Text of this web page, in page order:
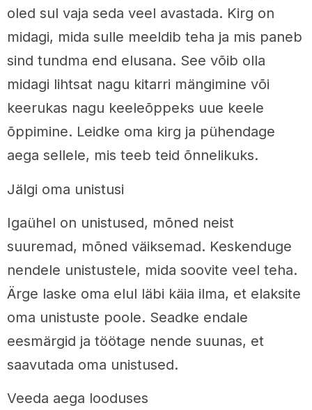
oled sul vaja seda veel avastada. Kirg on
midagi, mida sulle meeldib teha ja mis paneb
sind tundma end elusana. See võib olla
midagi lihtsat nagu kitarri mängimine või
keerukas nagu keeleõppeks uue keele
õppimine. Leidke oma kirg ja pühendage
aega sellele, mis teeb teid õnnelikuks.
Jälgi oma unistusi
Igaühel on unistused, mõned neist
suuremad, mõned väiksemad. Keskenduge
nendele unistustele, mida soovite veel teha.
Ärge laske oma elul läbi käia ilma, et elaksite
oma unistuste poole. Seadke endale
eesmärgid ja töötage nende suunas, et
saavutada oma unistused.
Veeda aega looduses